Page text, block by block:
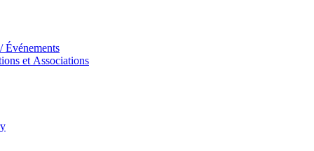
Événements
et Αssociations